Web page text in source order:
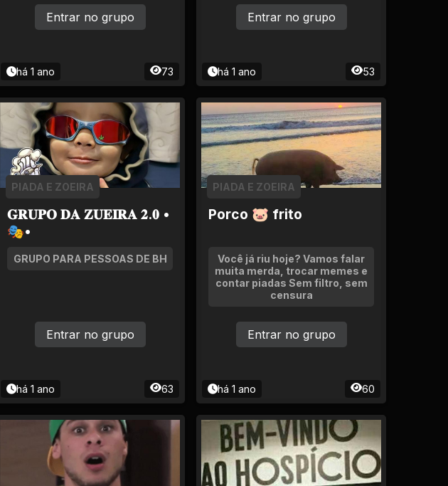
há 1 ano 73
Entrar no grupo
há 1 ano 53
Entrar no grupo
𝐆𝐑𝐔𝐏𝐎 𝐃𝐀 𝐙𝐔𝐄𝐈𝐑𝐀 𝟐.𝟎 •
🎭•
PIADA E ZOEIRA
GRUPO PARA PESSOAS DE BH
há 1 ano 63
Entrar no grupo
Porco 🐷 frito
PIADA E ZOEIRA
Você já riu hoje? Vamos falar
muita merda, trocar memes e
contar piadas Sem filtro, sem
censura
há 1 ano 60
Entrar no grupo